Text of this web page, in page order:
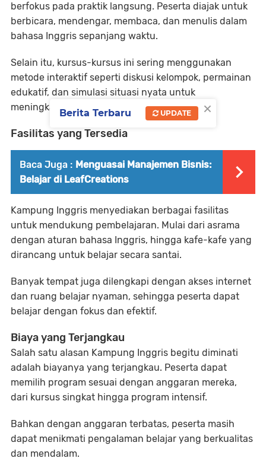
berfokus pada praktik langsung. Peserta diajak untuk
berbicara, mendengar, membaca, dan menulis dalam
bahasa Inggris sepanjang waktu.
Selain itu, kursus-kursus ini sering menggunakan
metode interaktif seperti diskusi kelompok, permainan
edukatif, dan simulasi situasi nyata untuk
meningkatkan kemampuan peserta.
Fasilitas yang Tersedia
Baca Juga : Menguasai Manajemen Bisnis:
Belajar di LeafCreations
Kampung Inggris menyediakan berbagai fasilitas
untuk mendukung pembelajaran. Mulai dari asrama
dengan aturan bahasa Inggris, hingga kafe-kafe yang
dirancang untuk belajar secara santai.
Banyak tempat juga dilengkapi dengan akses internet
dan ruang belajar nyaman, sehingga peserta dapat
belajar dengan fokus dan efektif.
Biaya yang Terjangkau
Salah satu alasan Kampung Inggris begitu diminati
adalah biayanya yang terjangkau. Peserta dapat
memilih program sesuai dengan anggaran mereka,
dari kursus singkat hingga program intensif.
Bahkan dengan anggaran terbatas, peserta masih
dapat menikmati pengalaman belajar yang berkualitas
dan mendalam.
×
Berita Terbaru UPDATE